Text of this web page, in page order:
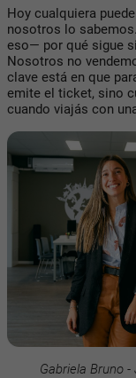
Hoy cualquiera
nosotros lo
eso— por qué sigue
Nosotros no
clave está en que
emite el ticket, sino
cuando viajás con
Gabriela Bruno